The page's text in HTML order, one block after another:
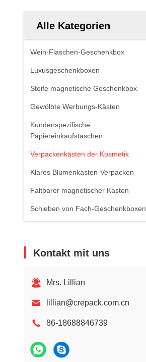
Alle Kategorien
Wein-Flaschen-Geschenkbox
Luxusgeschenkboxen
Steife magnetische Geschenkbox
Gewölbte Werbungs-Kästen
Kundenspezifische
Papiereinkaufstaschen
Verpackenkästen der Kosmetik
Klares Blumenkasten-Verpacken
Faltbarer magnetischer Kasten
Schieben von Fach-Geschenkboxen
Kontakt mit uns
Mrs. Lillian
lillian@crepack.com.cn
86-18688846739